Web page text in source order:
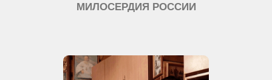
МИЛОСЕРДИЯ РОССИИ